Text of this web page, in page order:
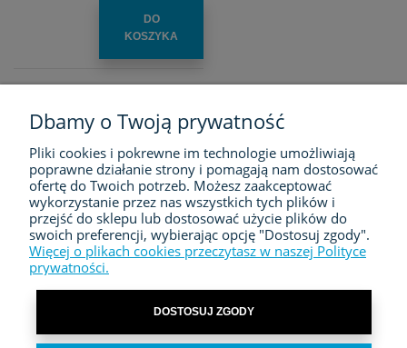
DO
KOSZYKA
FIRMA
ZAKUPY
MOJE KONTO
KONTAKT
Dbamy o Twoją prywatność
Pliki cookies i pokrewne im technologie umożliwiają
poprawne działanie strony i pomagają nam dostosować
ofertę do Twoich potrzeb. Możesz zaakceptować
wykorzystanie przez nas wszystkich tych plików i
przejść do sklepu lub dostosować użycie plików do
swoich preferencji, wybierając opcję "Dostosuj zgody".
Więcej o plikach cookies przeczytasz w naszej Polityce
prywatności.
DOSTOSUJ ZGODY